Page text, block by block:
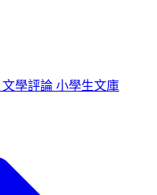
文學評論 小學生文庫